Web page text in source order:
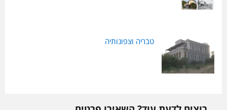
טבריה וצפונותיה